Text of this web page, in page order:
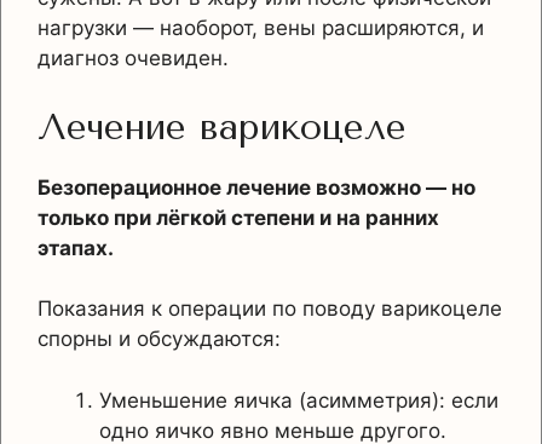
нагрузки — наоборот, вены расширяются, и
диагноз очевиден.
Лечение варикоцеле
Безоперационное лечение возможно — но
только при лёгкой степени и на ранних
этапах.
Показания к операции по поводу варикоцеле
спорны и обсуждаются:
Уменьшение яичка (асимметрия): если
одно яичко явно меньше другого.